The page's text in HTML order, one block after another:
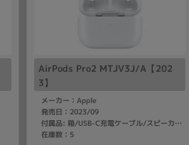
AirPods Pro2 MTJV3J/A【202
3】
メーカー：Apple
発売日：2023/09
付属品: 箱/USB-C充電ケーブル/スピーカーを搭載したストラップループ付きMagSafe充電ケース(USB-C)/シリコーン製イヤーチップ(XS/S/M/L)/マニュアル
在庫数：5